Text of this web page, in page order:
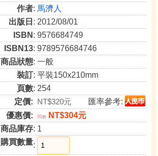
作者: 馬濟人
出版日 : 2012/08/01
ISBN : 9576684749
ISBN13: 9789576684746
商品狀態: 一般
裝訂: 平裝150x210mm
頁數: 254
定價: NT$320元
匯率參考:
優惠價:
95折
NT$304元
商品庫存: 1
購買數量: